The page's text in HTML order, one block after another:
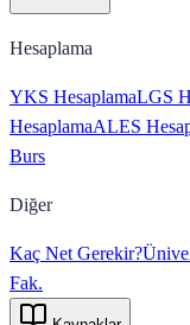
Hesaplama
YKS HesaplamaLGS
HesaplamaALES
Burs
Diğer
Kaç Net Gerekir?
Fak.